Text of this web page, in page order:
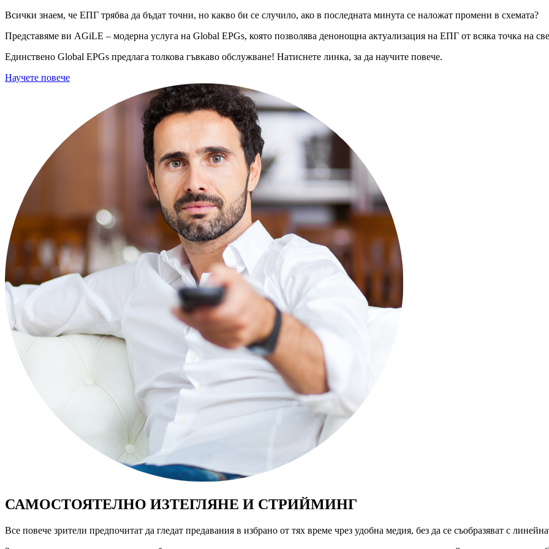
Всички знаем, че ЕПГ трябва да бъдат точни, но какво би се случило, ако в последната минута се наложат промени в схемата?
Представяме ви AGiLE – модерна услуга на Global EPGs, която позволява денонощна актуализация на ЕПГ от всяка точка на
Единствено Global EPGs предлага толкова гъвкаво обслужване! Натиснете линка, за да научите повече.
Научете повече
САМОСТОЯТЕЛНО ИЗТЕГЛЯНЕ И СТРИЙМИНГ
Все повече зрители предпочитат да гледат предавания в избрано от тях време чрез удобна медия, без да се съобразяват с